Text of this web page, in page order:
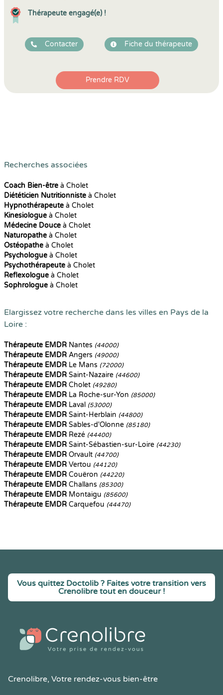
Thérapeute engagé(e) !
Contacter Fiche du thérapeute
Prendre RDV
Recherches associées
Coach Bien-être à Cholet
Diététicien Nutritionniste à Cholet
Hypnothérapeute à Cholet
Kinesiologue à Cholet
Médecine Douce à Cholet
Naturopathe à Cholet
Ostéopathe à Cholet
Psychologue à Cholet
Psychothérapeute à Cholet
Reflexologue à Cholet
Sophrologue à Cholet
Elargissez votre recherche dans les villes en Pays de la
Loire :
Thérapeute EMDR Nantes (44000)
Thérapeute EMDR Angers (49000)
Thérapeute EMDR Le Mans (72000)
Thérapeute EMDR Saint-Nazaire (44600)
Thérapeute EMDR Cholet (49280)
Thérapeute EMDR La Roche-sur-Yon (85000)
Thérapeute EMDR Laval (53000)
Thérapeute EMDR Saint-Herblain (44800)
Thérapeute EMDR Sables-d'Olonne (85180)
Thérapeute EMDR Rezé (44400)
Thérapeute EMDR Saint-Sébastien-sur-Loire (44230)
Thérapeute EMDR Orvault (44700)
Thérapeute EMDR Vertou (44120)
Thérapeute EMDR Couëron (44220)
Thérapeute EMDR Challans (85300)
Thérapeute EMDR Montaigu (85600)
Thérapeute EMDR Carquefou (44470)
Vous quittez Doctolib ? Faites votre transition vers
Crenolibre tout en douceur !
Crenolibre, Votre rendez-vous bien-être